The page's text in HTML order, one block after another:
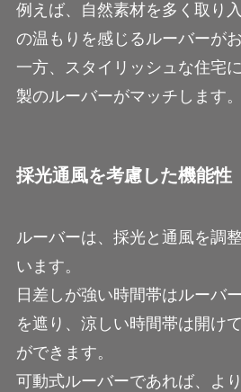
例えば、自然素材を多く取り
の温もりを感じるルーバーが
一方、スタイリッシュな住宅
製のルーバーがマッチします。
採光通風を考慮した機能性
ルーバーは、採光と通風を調
います。
日差しが強い時間帯はルーバ
を遮り、涼しい時間帯は開け
ができます。
可動式ルーバーであれば、よ